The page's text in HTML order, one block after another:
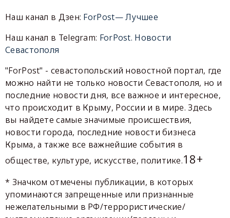
Наш канал в Дзен: ForPost— Лучшее
Наш канал в Telegram: ForPost. Новости
Севастополя
"ForPost" - севастопольский новостной портал, где
можно найти не только новости Севастополя, но и
последние новости дня, все важное и интересное,
что происходит в Крыму, России и в мире. Здесь
вы найдете самые значимые происшествия,
новости города, последние новости бизнеса
Крыма, а также все важнейшие события в
обществе, культуре, искусстве, политике.18+
* Значком отмечены публикации, в которых
упоминаются запрещенные или признанные
нежелательными в РФ/террористические/